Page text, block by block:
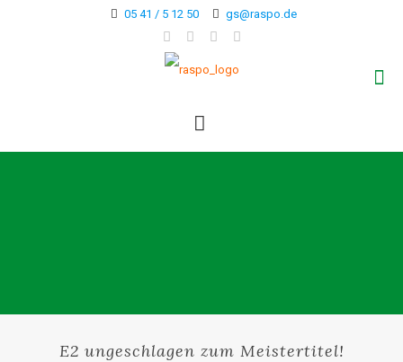
05 41 / 5 12 50 gs@raspo.de
E2 ungeschlagen zum Meistertitel!